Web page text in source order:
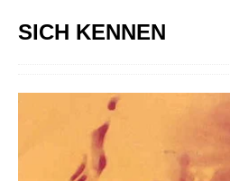
SICH KENNEN